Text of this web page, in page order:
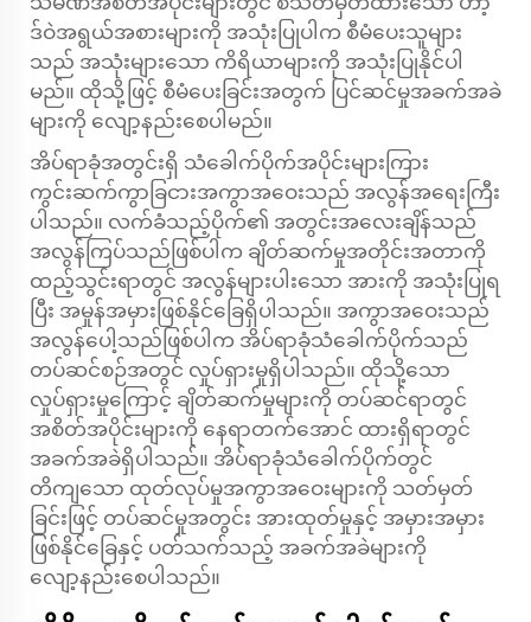
ဒ်ဝဲအရွယ်အစားများကို အသုံးပြုပါက စီမံပေးသူများ
သည် အသုံးများသော ကိရိယာများကို အသုံးပြုနိုင်ပါ
မည်။ ထိုသို့ဖြင့် စီမံပေးခြင်းအတွက် ပြင်ဆင်မှုအခက်အခဲ
များကို လျော့နည်းစေပါမည်။
အိပ်ရာခုံအတွင်းရှိ သံခေါက်ပိုက်အပိုင်းများကြား
ကွင်းဆက်ကွာခြငားအကွာအဝေးသည် အလွန်အရေးကြီး
ပါသည်။ လက်ခံသည့်ပိုက်၏ အတွင်းအလေးချိန်သည်
အလွန်ကြပ်သည်ဖြစ်ပါက ချိတ်ဆက်မှုအတိုင်းအတာကို
ထည့်သွင်းရာတွင် အလွန်များပါးသော အားကို အသုံးပြုရ
ပြီး အမှုန်အမှားဖြစ်နိုင်ခြေရှိပါသည်။ အကွာအဝေးသည်
အလွန်ပေါ့သည်ဖြစ်ပါက အိပ်ရာခုံသံခေါက်ပိုက်သည်
တပ်ဆင်စဉ်အတွင် လှုပ်ရှားမှုရှိပါသည်။ ထိုသို့သော
လှုပ်ရှားမှုကြောင့် ချိတ်ဆက်မှုများကို တပ်ဆင်ရာတွင်
အစိတ်အပိုင်းများကို နေရာတက်အောင် ထားရှိရာတွင်
အခက်အခဲရှိပါသည်။ အိပ်ရာခုံသံခေါက်ပိုက်တွင်
တိကျသော ထုတ်လုပ်မှုအကွာအဝေးများကို သတ်မှတ်
ခြင်းဖြင့် တပ်ဆင်မှုအတွင်း အားထုတ်မှုနှင့် အမှားအမှား
ဖြစ်နိုင်ခြေနှင့် ပတ်သက်သည့် အခက်အခဲများကို
လျော့နည်းစေပါသည်။